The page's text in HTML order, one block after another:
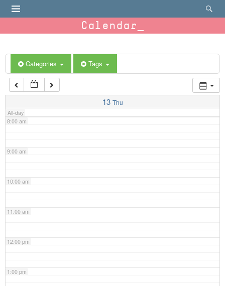
Calendar
Categories Tags
13 Thu
All-day
6:00 am
7:00 am
8:00 am
9:00 am
10:00 am
11:00 am
12:00 pm
1:00 pm